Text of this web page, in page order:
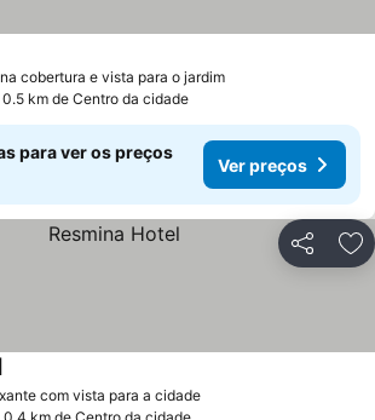
cobertura e vista para o jardim
0.5 km de Centro da cidade
para ver os preços
Ver preços
Partilhar
com vista para a cidade